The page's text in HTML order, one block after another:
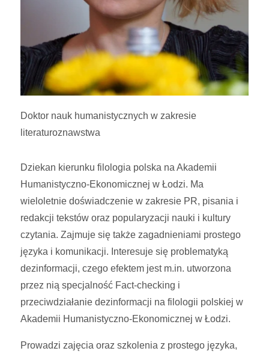
Doktor nauk humanistycznych w zakresie
literaturoznawstwa
Dziekan kierunku filologia polska na Akademii
Humanistyczno-Ekonomicznej w Łodzi. Ma
wieloletnie doświadczenie w zakresie PR, pisania i
redakcji tekstów oraz popularyzacji nauki i kultury
czytania. Zajmuje się także zagadnieniami prostego
języka i komunikacji. Interesuje się problematyką
dezinformacji, czego efektem jest m.in. utworzona
przez nią specjalność Fact-checking i
przeciwdziałanie dezinformacji na filologii polskiej w
Akademii Humanistyczno-Ekonomicznej w Łodzi.
Prowadzi zajęcia oraz szkolenia z prostego języka,